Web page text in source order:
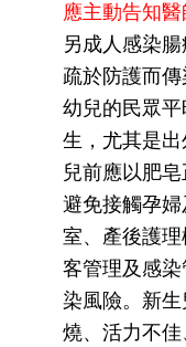
應主動告知
另成人感染
疏於防護而
幼兒的民眾
生，尤其是
兒前應以肥
避免接觸孕
室、產後護
客管理及感
染風險。新
燒、活力不